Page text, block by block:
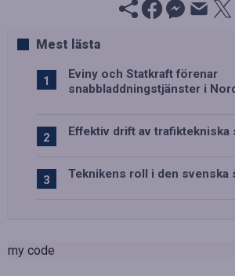
Mest lästa
Eviny och Statkraft förenar
snabbladdningstjänster i
Effektiv drift av trafiktekniska
Teknikens roll i den svenska
my code